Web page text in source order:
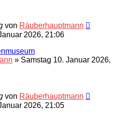
von Räuberhauptmann
2026, 21:06
» Samstag 10. Januar 2026,
von Räuberhauptmann
2026, 21:05